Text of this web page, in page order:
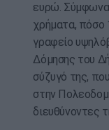
ευρώ.
χρήματα, πόσο
γραφείο
Δόμησης του
σύζυγό της,
στην
διευθύνοντες